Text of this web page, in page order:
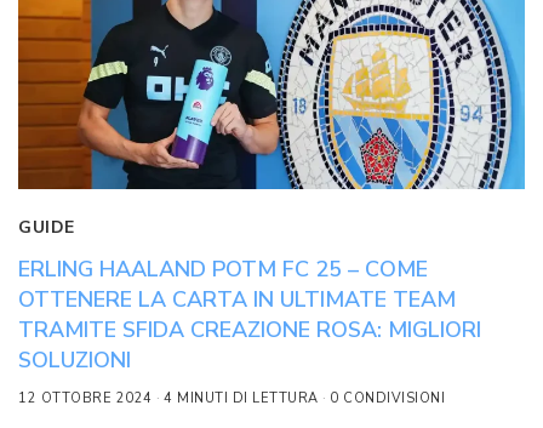
GUIDE
ERLING HAALAND POTM FC 25 – COME
OTTENERE LA CARTA IN ULTIMATE TEAM
TRAMITE SFIDA CREAZIONE ROSA: MIGLIORI
SOLUZIONI
12 OTTOBRE 2024 4 MINUTI DI LETTURA 0 CONDIVISIONI